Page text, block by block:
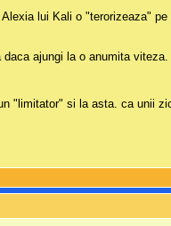
lui Kali o "terorizeaza" pe
ajungi la o anumita
"limitator" si la asta. ca unii